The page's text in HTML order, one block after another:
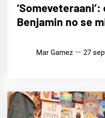
Benjamin no se
Mar Gamez 27